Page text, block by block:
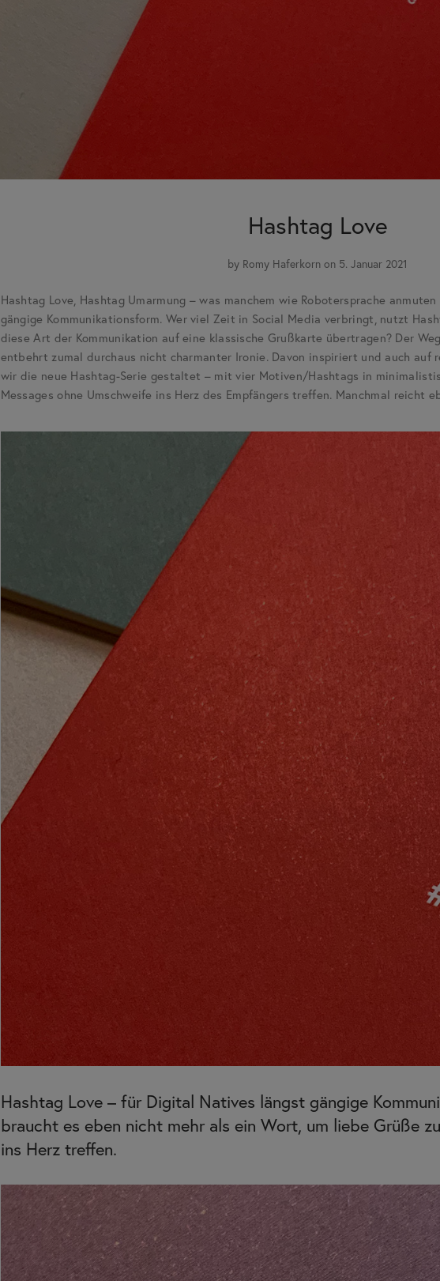
Hashtag Love
by Romy Haferkorn on 5. Januar 2021
Hashtag Love, Hashtag Umarmung – was manchem wie Robotersprache
gängige Kommunikationsform. Wer viel Zeit in Social Media verbringt, nutzt
diese Art der Kommunikation auf eine klassische Grußkarte übertragen? Der
entbehrt zumal durchaus nicht charmanter Ironie. Davon inspiriert und auch auf
wir die neue Hashtag-Serie gestaltet – mit vier Motiven/Hashtags in
Messages ohne Umschweife ins Herz des Empfängers treffen. Manchmal reicht
Hashtag Love – für Digital Natives längst gängige
braucht es eben nicht mehr als ein Wort, um liebe Grüße
ins Herz treffen.